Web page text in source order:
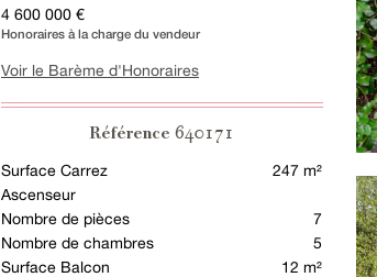
4 600 000 €
Honoraires à la charge du vendeur
Voir le Barème d'Honoraires
Référence640171
Surface Carrez
247 m²
Ascenseur
Nombre de pièces
7
Nombre de chambres
5
Surface Balcon
12 m²